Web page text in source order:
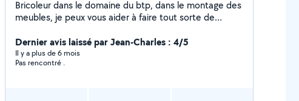
Bricoleur dans le domaine du btp, dans le montage des
meubles, je peux vous aider à faire tout sorte de
Dernier avis laissé par Jean-Charles : 4/5
Il y a plus de 6 mois
Pas rencontré .